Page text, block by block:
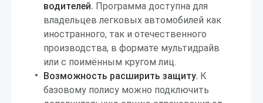
водителей. Программа доступна для
владельцев легковых автомобилей как
иностранного, так и отечественного
производства, в формате мультидрайв
или с поимённым кругом лиц.
Возможность расширить защиту. К
базовому полису можно подключить